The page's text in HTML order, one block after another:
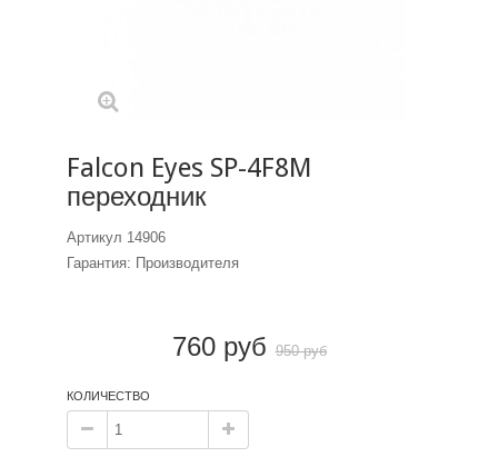
Falcon Eyes SP-4F8M
переходник
Артикул 14906
Гарантия: Производителя
760 руб 950 руб
КОЛИЧЕСТВО